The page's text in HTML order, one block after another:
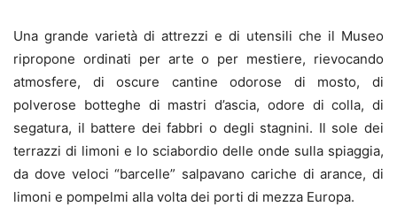
Una grande varietà di attrezzi e di utensili che il Museo
ripropone ordinati per arte o per mestiere, rievocando
atmosfere, di oscure cantine odorose di mosto, di
polverose botteghe di mastri d’ascia, odore di colla, di
segatura, il battere dei fabbri o degli stagnini. Il sole dei
terrazzi di limoni e lo sciabordio delle onde sulla spiaggia,
da dove veloci “barcelle” salpavano cariche di arance, di
limoni e pompelmi alla volta dei porti di mezza Europa.